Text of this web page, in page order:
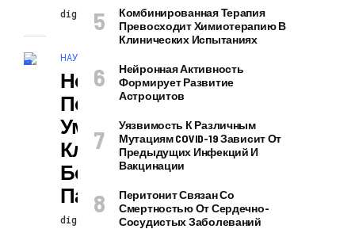
digiversion 27.11.2024
НАУКА И ТЕХНОЛОГИИ
Новое
Понимание
Умирающих
Клеток При
Болезни
Паркинсона
digiversion 26.11.2024
Комбинированная Терапия
Превосходит Химиотерапию В
Клинических Испытаниях
Нейронная Активность
Формирует Развитие
Астроцитов
Уязвимость К Различным
Мутациям COVID-19 Зависит От
Предыдущих Инфекций И
Вакцинации
Перитонит Связан Со
Смертностью От Сердечно-
Сосудистых Заболеваний